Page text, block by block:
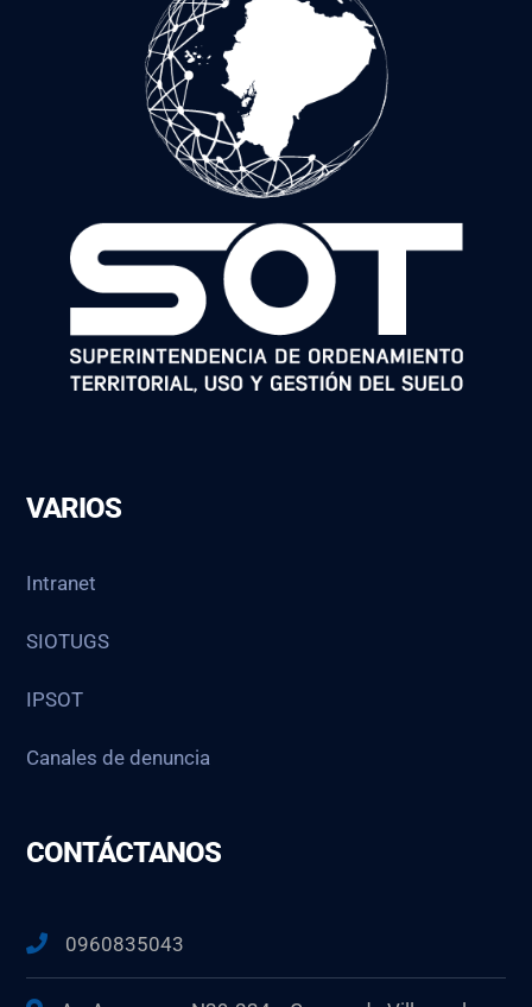
VARIOS
Intranet
SIOTUGS
IPSOT
Canales de denuncia
CONTÁCTANOS
0960835043